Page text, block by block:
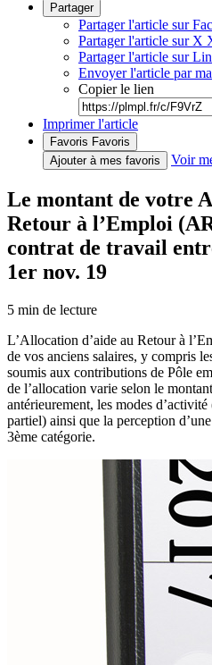
Partager
Partager l'article sur
Partager l'article sur X
Partager l'article sur
Envoyer l'article par
Copier le lien
Imprimer l'article
Favoris Favoris
Ajouter à mes favoris
Voir
Le montant de votre
Retour à l’Emploi
contrat de travail
1er nov. 19
5 min de lecture
L’Allocation d’aide au Retour à
de vos anciens salaires, y compris
soumis aux contributions de Pôle
de l’allocation varie selon le
antérieurement, les modes
partiel) ainsi que la perception
3ème catégorie.